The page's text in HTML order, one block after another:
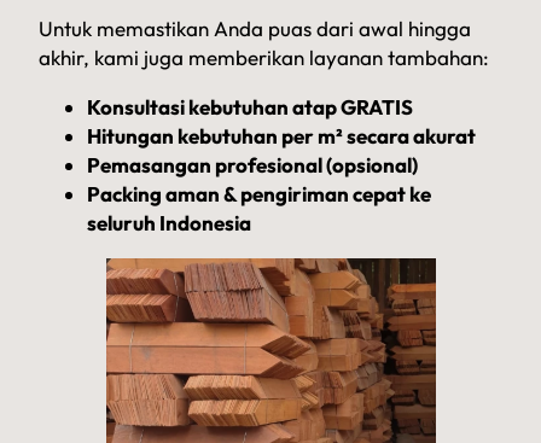
Untuk memastikan Anda puas dari awal hingga
akhir, kami juga memberikan layanan tambahan:
Konsultasi kebutuhan atap GRATIS
Hitungan kebutuhan per m² secara akurat
Pemasangan profesional (opsional)
Packing aman & pengiriman cepat ke
seluruh Indonesia